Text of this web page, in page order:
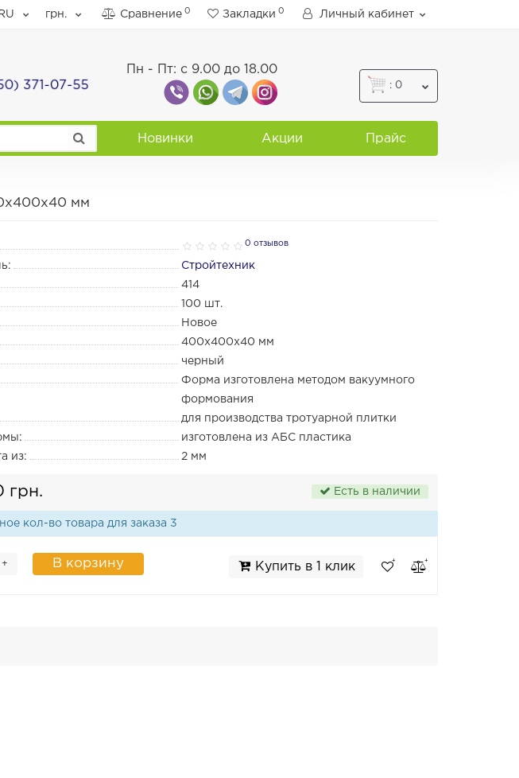
RU грн. Сравнение 0 Закладки 0 Личный кабинет
371-07-55
Пн - Пт: с 9.00 до 18.00
: 0
Новинки Акции Прайс
мм
0 отзывов
Стройтехник
414
100 шт.
Новое
400х400х40 мм
черный
Форма изготовлена методом вакуумного
формования
для производства тротуарной плитки
изготовлена из АБС пластика
из:
2 мм
грн. Есть в наличии
кол-во товара для заказа 3
+ В корзину Купить в 1 клик